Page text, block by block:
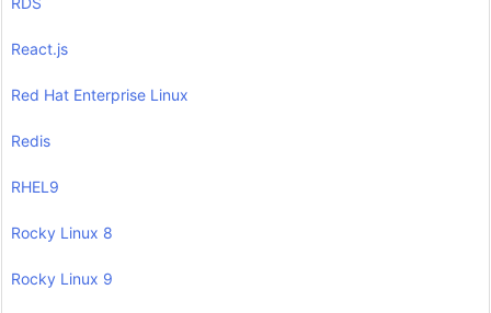
React.js
Red Hat Enterprise Linux
Redis
RHEL9
Rocky Linux 8
Rocky Linux 9